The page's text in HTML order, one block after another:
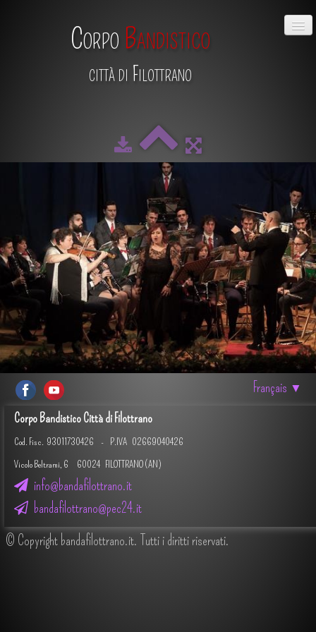
Corpo Bandistico
città di Filottrano
CHI SIAMO
DIRETTIVO
MAESTRO
SCUOLA DI MUSICA
ALBUM
CALENDARIO
CONTATTI
Français ▼
Corpo Bandistico Città di Filottrano
Cod. Fisc. 93011730426 - P.IVA 02669040426
Vicolo Beltrami, 6 60024 FILOTTRANO (AN)
info@bandafilottrano.it
bandafilottrano@pec24.it
© Copyright bandafilottrano.it. Tutti i diritti riservati.